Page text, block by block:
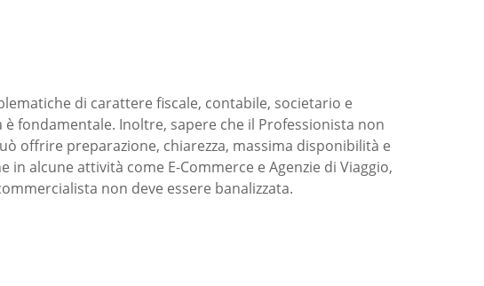
di carattere fiscale, contabile, societario e
è fondamentale. Inoltre, sapere che il Professionista non
offrire preparazione, chiarezza, massima disponibilità e
alcune attività come E-Commerce e Agenzie di Viaggio,
non deve essere banalizzata.